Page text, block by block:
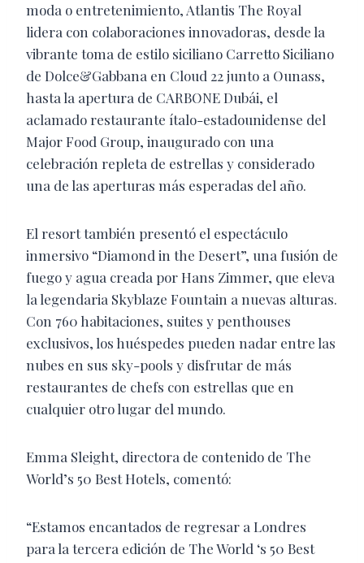
moda o entretenimiento, Atlantis The Royal
lidera con colaboraciones innovadoras, desde la
vibrante toma de estilo siciliano Carretto Siciliano
de Dolce&Gabbana en Cloud 22 junto a Ounass,
hasta la apertura de CARBONE Dubái, el
aclamado restaurante ítalo-estadounidense del
Major Food Group, inaugurado con una
celebración repleta de estrellas y considerado
una de las aperturas más esperadas del año.
El resort también presentó el espectáculo
inmersivo “Diamond in the Desert”, una fusión de
fuego y agua creada por Hans Zimmer, que eleva
la legendaria Skyblaze Fountain a nuevas alturas.
Con 760 habitaciones, suites y penthouses
exclusivos, los huéspedes pueden nadar entre las
nubes en sus sky-pools y disfrutar de más
restaurantes de chefs con estrellas que en
cualquier otro lugar del mundo.
Emma Sleight, directora de contenido de The
World’s 50 Best Hotels, comentó:
“Estamos encantados de regresar a Londres
para la tercera edición de The World ‘s 50 Best